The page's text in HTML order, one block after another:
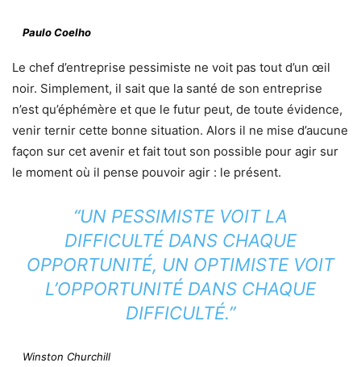
Paulo Coelho
Le chef d’entreprise pessimiste ne voit pas tout d’un œil
noir. Simplement, il sait que la santé de son entreprise
n’est qu’éphémère et que le futur peut, de toute évidence,
venir ternir cette bonne situation. Alors il ne mise d’aucune
façon sur cet avenir et fait tout son possible pour agir sur
le moment où il pense pouvoir agir : le présent.
“UN PESSIMISTE VOIT LA
DIFFICULTÉ DANS CHAQUE
OPPORTUNITÉ, UN OPTIMISTE VOIT
L’OPPORTUNITÉ DANS CHAQUE
DIFFICULTÉ.”
Winston Churchill